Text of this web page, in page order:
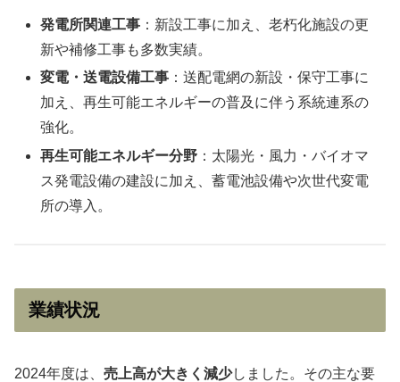
発電所関連工事 ：新設工事に加え、老朽化施設の更
新や補修工事も多数実績。
変電・送電設備工事 ：送配電網の新設・保守工事に
加え、再生可能エネルギーの普及に伴う系統連系の
強化。
再生可能エネルギー分野 ：太陽光・風力・バイオマ
ス発電設備の建設に加え、蓄電池設備や次世代変電
所の導入。
業績状況
2024年度は、 売上高が大きく減少しました。その主な要